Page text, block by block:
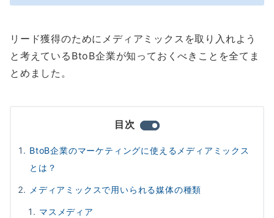
リード獲得のためにメディアミックスを取り入れよう
と考えているBtoB企業が知っておくべきことを全てま
とめました。
目次
BtoB企業のマーケティングに使えるメディアミックス
とは？
メディアミックスで用いられる媒体の種類
マスメディア